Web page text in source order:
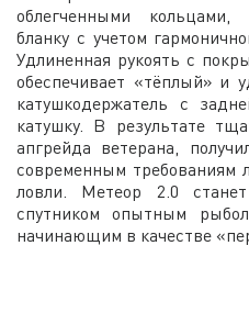
облегченными
бланку с учетом
Удлиненная рукоять с
обеспечивает «тёплый» и
катушкодержатель с
катушку. В результате
апгрейда ветерана,
современным требованиям
ловли. Метеор 2.0
спутником опытным
начинающим в качестве